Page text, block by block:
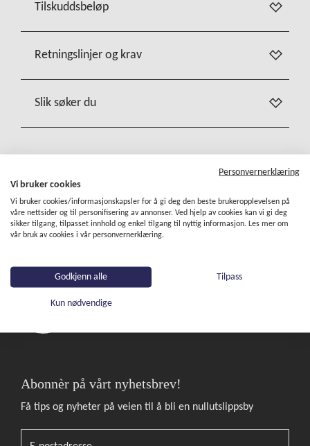
Tilskuddsbeløp
Retningslinjer og krav
Slik søker du
Abonnèr på vårt nyhetsbrev!
Få tips og nyheter på veien til å bli en nullutslippsby
Personvernerklæring
Vi bruker cookies
Vi bruker cookies/informasjonskapsler for å gi deg den beste brukeropplevelsen på
våre nettsider og til personifisering av annonser. Ved hjelp av cookies kan vi gi deg
sikker tilgang, tilpasset innhold og enkel tilgang til nyttig informasjon. Les mer om
vår bruk av cookies i vår personvernerklæring.
Godkjenn alle Tilpass
Kun nødvendige